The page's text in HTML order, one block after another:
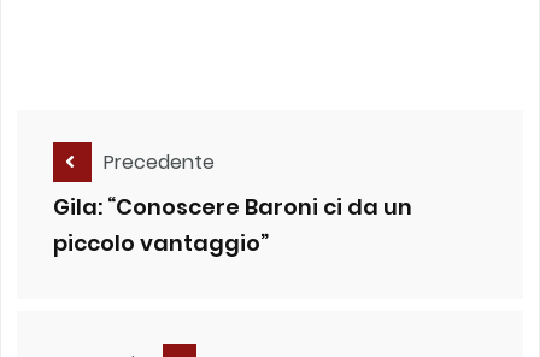
Precedente
Gila: “Conoscere Baroni ci da un
piccolo vantaggio”